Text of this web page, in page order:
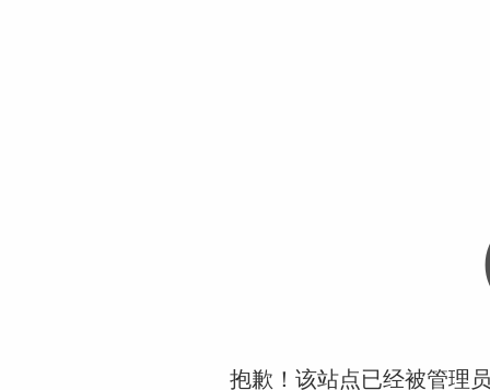
抱歉！该站点已经被管理